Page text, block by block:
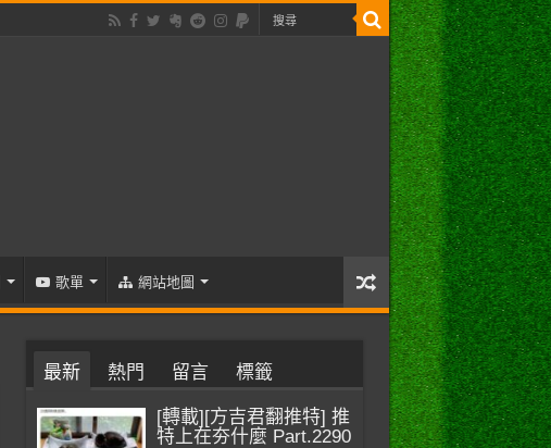
歌單 網站地圖
最新 熱門 留言 標籤
[轉載][方吉君翻推特] 推
特上在夯什麼 Part.2290